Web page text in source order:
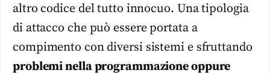
altro codice del tutto innocuo. Una tipologia
di attacco che può essere portata a
compimento con diversi sistemi e sfruttando
problemi nella programmazione oppure